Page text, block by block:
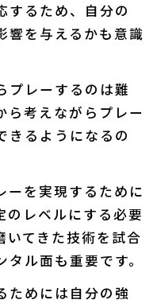
するため、自分の
響を与えるかも意識
プレーするのは難
ら考えながらプレー
きるようになるの
ーを実現するために
のレベルにする必要
いてきた技術を試合
ル面も重要です。
ためには自分の強